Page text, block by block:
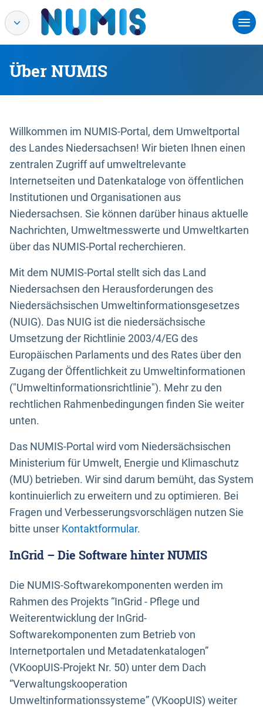
Über NUMIS
Willkommen im NUMIS-Portal, dem Umweltportal
des Landes Niedersachsen! Wir bieten Ihnen einen
zentralen Zugriff auf umweltrelevante
Internetseiten und Datenkataloge von öffentlichen
Institutionen und Organisationen aus
Niedersachsen. Sie können darüber hinaus aktuelle
Nachrichten, Umweltmesswerte und Umweltkarten
über das NUMIS-Portal recherchieren.
Mit dem NUMIS-Portal stellt sich das Land
Niedersachsen den Herausforderungen des
Niedersächsischen Umweltinformationsgesetzes
(NUIG). Das NUIG ist die niedersächsische
Umsetzung der Richtlinie 2003/4/EG des
Europäischen Parlaments und des Rates über den
Zugang der Öffentlichkeit zu Umweltinformationen
("Umweltinformationsrichtlinie"). Mehr zu den
rechtlichen Rahmenbedingungen finden Sie weiter
unten.
Das NUMIS-Portal wird vom Niedersächsischen
Ministerium für Umwelt, Energie und Klimaschutz
(MU) betrieben. Wir sind darum bemüht, das System
kontinuierlich zu erweitern und zu optimieren. Bei
Fragen und Verbesserungsvorschlägen nutzen Sie
bitte unser Kontaktformular.
InGrid – Die Software hinter NUMIS
Die NUMIS-Softwarekomponenten werden im
Rahmen des Projekts “InGrid - Pflege und
Weiterentwicklung der InGrid-
Softwarekomponenten zum Betrieb von
Internetportalen und Metadatenkatalogen”
(VKoopUIS-Projekt Nr. 50) unter dem Dach
“Verwaltungskooperation
Umweltinformationssysteme” (VKoopUIS) weiter